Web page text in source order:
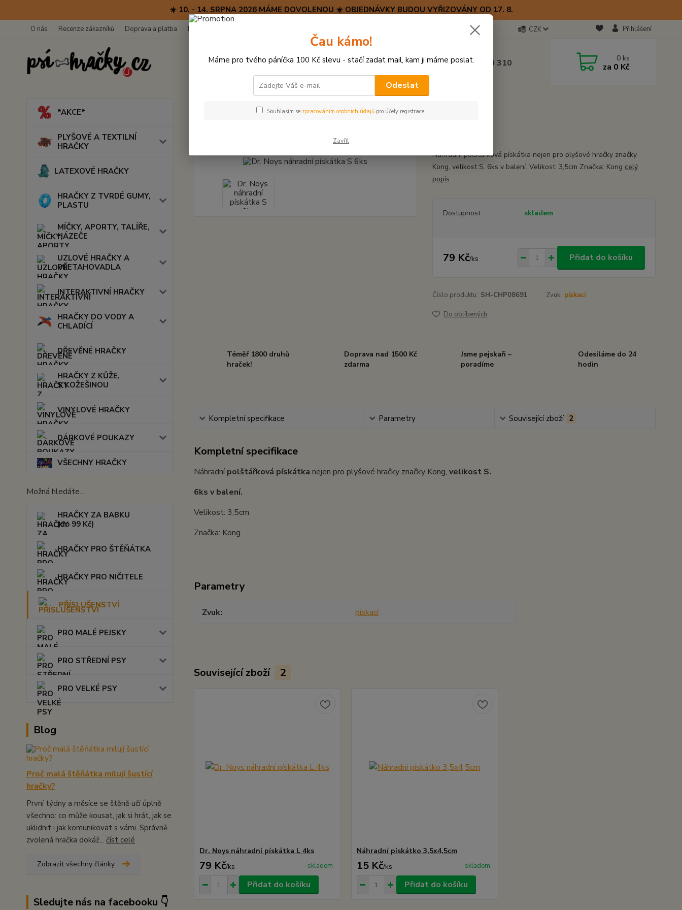
☀️ 10. - 14. SRPNA 2026 MÁME DOVOLENOU ☀️ OBJEDNÁVKY BUDOU VYŘIZOVÁNY OD 17. 8.
O nás Recenze zákazníků Doprava a platba Kontakty CZK Přihlášení
Hledat (+420) 723 770 310 0 ks
za 0 Kč
*AKCE*
PLYŠOVÉ A TEXTILNÍ
HRAČKY
LATEXOVÉ HRAČKY
HRAČKY Z TVRDÉ GUMY,
PLASTU
MÍČKY, APORTY, TALÍŘE,
HÁZEČE
UZLOVÉ HRAČKY A
PŘETAHOVADLA
INTERAKTIVNÍ HRAČKY
HRAČKY DO VODY A
CHLADÍCÍ
DŘEVĚNÉ HRAČKY
HRAČKY Z KŮŽE,
S KOŽEŠINOU
VINYLOVÉ HRAČKY
DÁRKOVÉ POUKAZY
VŠECHNY HRAČKY
Možná hledáte...
HRAČKY ZA BABKU
(do 99 Kč)
HRAČKY PRO ŠTĚŇÁTKA
HRAČKY PRO NIČITELE
PŘÍSLUŠENSTVÍ
PRO MALÉ PEJSKY
PRO STŘEDNÍ PSY
PRO VELKÉ PSY
Blog
Proč malá štěňátka milují šustící
hračky?
První týdny a měsíce se štěně učí úplně
všechno: co může kousat, jak si hrát, jak se
uklidnit i jak komunikovat s vámi. Správně
zvolená hračka dokáž... číst celé
Zobrazit všechny články
Sledujte nás na facebooku 👇
Náhradní polštářková pískátka nejen pro plyšové hračky značky
Kong, velikost S. 6ks v balení. Velikost: 3,5cm Značka: Kong celý
popis
Dostupnost skladem
79 Kč/ks Přidat do košíku
Číslo produktu: SH-CHP08691 Zvuk: pískací
Do oblíbených
Téměř 1800 druhů
hraček!
Doprava nad 1500 Kč
zdarma
Jsme pejskaři –
poradíme
Odesíláme do 24
hodin
Kompletní specifikace Parametry Související zboží 2
Kompletní specifikace
Náhradnípolštářková pískátka nejen pro plyšové hračky značky Kong, velikost S.
6ks v balení.
Velikost: 3,5cm
Značka: Kong
Parametry
Zvuk pískací
Související zboží 2
Dr. Noys náhradní pískátka L 4ks
79 Kč/ks skladem
Přidat do košíku
Náhradní pískátko 3,5x4,5cm
15 Kč/ks skladem
Přidat do košíku
Čau kámo!
Máme pro tvého páníčka 100 Kč slevu - stačí zadat mail, kam ji máme poslat.
Odeslat
Souhlasím se zpracováním osobních údajů pro účely registrace.
Zavřít